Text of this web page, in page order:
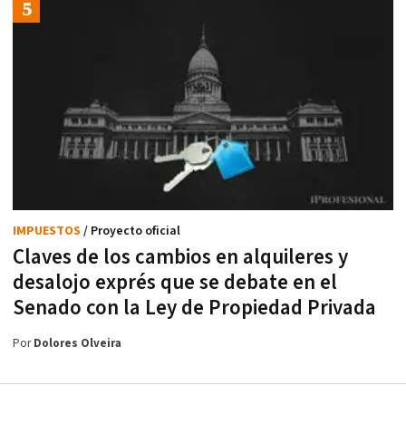
Claves de los cambios en alquileres y
desalojo exprés que se debate en el
Senado con la Ley de Propiedad Privada
IMPUESTOS / Proyecto oficial
PorDolores Olveira